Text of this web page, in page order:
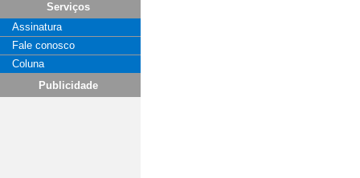
Serviços
Assinatura
Fale conosco
Coluna
Publicidade